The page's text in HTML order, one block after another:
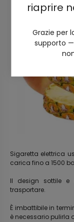
riaprire
Grazie per
supporto
Sigaretta elettrica
carica fino a 1500
Il design sottile
trasportare.
È imbattibile in
è necessario pulirla